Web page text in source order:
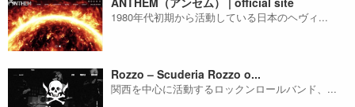
1980年代初期から活動している日本のヘヴィ...
Rozzo – Scuderia Rozzo o...
関西を中心に活動するロックンロールバンド、...